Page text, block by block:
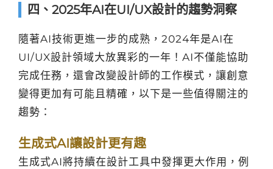
四、2025年AI在UI/UX設計的趨勢洞察
隨著AI技術更進一步的成熟，2024年是AI在
UI/UX設計領域大放異彩的一年！AI不僅能協助
完成任務，還會改變設計師的工作模式，讓創意
變得更加有可能且精確，以下是一些值得關注的
趨勢：
生成式AI讓設計更有趣
生成式AI將持續在設計工具中發揮更大作用，例